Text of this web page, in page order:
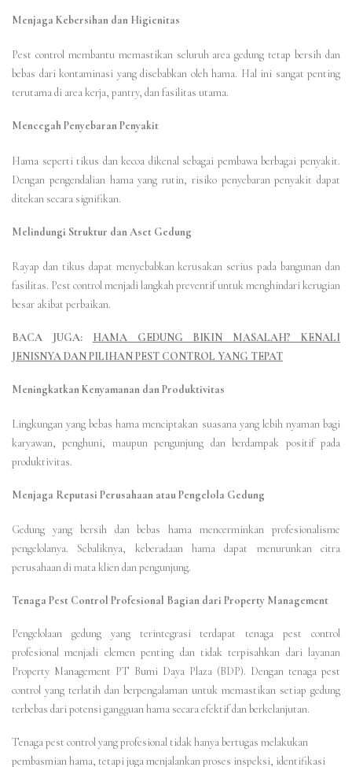
Menjaga Kebersihan dan Higienitas
Pest control membantu memastikan seluruh area gedung tetap bersih dan
bebas dari kontaminasi yang disebabkan oleh hama. Hal ini sangat penting
terutama di area kerja, pantry, dan fasilitas utama.
Mencegah Penyebaran Penyakit
Hama seperti tikus dan kecoa dikenal sebagai pembawa berbagai penyakit.
Dengan pengendalian hama yang rutin, risiko penyebaran penyakit dapat
ditekan secara signifikan.
Melindungi Struktur dan Aset Gedung
Rayap dan tikus dapat menyebabkan kerusakan serius pada bangunan dan
fasilitas. Pest control menjadi langkah preventif untuk menghindari kerugian
besar akibat perbaikan.
BACA JUGA: HAMA GEDUNG BIKIN MASALAH? KENALI
JENISNYA DAN PILIHAN PEST CONTROL YANG TEPAT
Meningkatkan Kenyamanan dan Produktivitas
Lingkungan yang bebas hama menciptakan suasana yang lebih nyaman bagi
karyawan, penghuni, maupun pengunjung dan berdampak positif pada
produktivitas.
Menjaga Reputasi Perusahaan atau Pengelola Gedung
Gedung yang bersih dan bebas hama mencerminkan profesionalisme
pengelolanya. Sebaliknya, keberadaan hama dapat menurunkan citra
perusahaan di mata klien dan pengunjung.
Tenaga Pest Control Profesional Bagian dari Property Management
Pengelolaan gedung yang terintegrasi terdapat tenaga pest control
profesional menjadi elemen penting dan tidak terpisahkan dari layanan
Property Management PT Bumi Daya Plaza (BDP). Dengan tenaga pest
control yang terlatih dan berpengalaman untuk memastikan setiap gedung
terbebas dari potensi gangguan hama secara efektif dan berkelanjutan.
Tenaga pest control yang profesional tidak hanya bertugas melakukan
pembasmian hama, tetapi juga menjalankan proses inspeksi, identifikasi